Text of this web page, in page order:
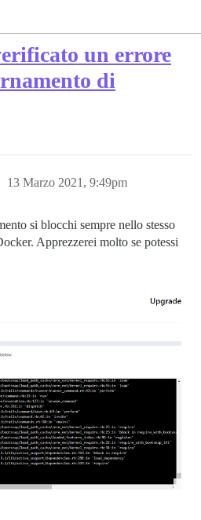
un errore
di
13 Marzo 2021, 9:49pm
si blocchi sempre nello stesso
Apprezzerei molto se potessi